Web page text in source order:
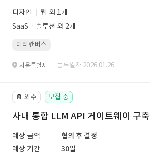
디자인
웹 외 1개
SaaSㆍ솔루션 외 2개
미리캔버스
서울특별시 · 등록일자 2026.01.26.
📔 외주 모집 중
사내 통합 LLM API 게이트웨이 구축
예상 금액
협의 후 결정
예상 기간
30일